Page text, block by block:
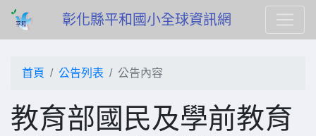
彰化縣平和國小全球資訊網
首頁 公告列表 公告內容
教育部國民及學前教育